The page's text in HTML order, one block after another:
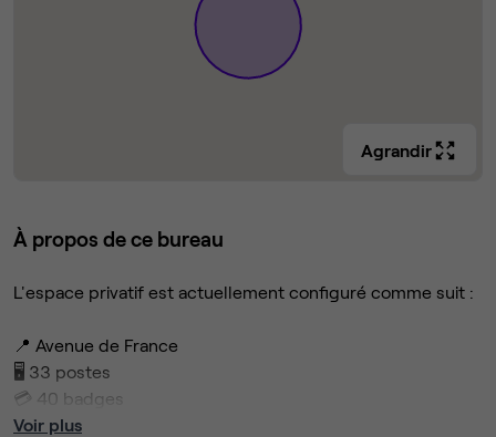
Agrandir
À propos de ce bureau
L'espace privatif est actuellement configuré comme suit :
📍 Avenue de France
🖥️ 33 postes
💳 40 badges
🔳 82 m2
Voir plus